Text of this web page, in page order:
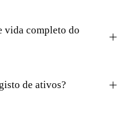
vida completo do
de ativos?